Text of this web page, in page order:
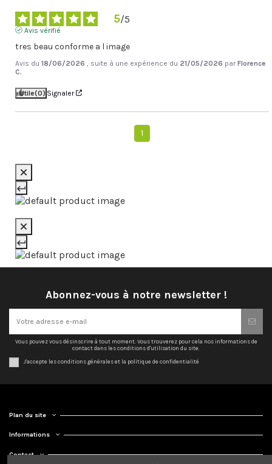
5/5
Avis vérifié
tres beau conforme a l image
Avis du 18/06/2026 , suite à une expérience du 21/05/2026 par Florence
C.
Utile(0) Signaler
1
Abonnez-vous à notre newsletter !
Vous pouvez vous désinscrire à tout moment. Vous trouverez pour cela nos informations de
contact dans les conditions d'utilisation du site.
J'accepte les conditions générales et la politique de confidentialité
Plan du site
Informations
Contact